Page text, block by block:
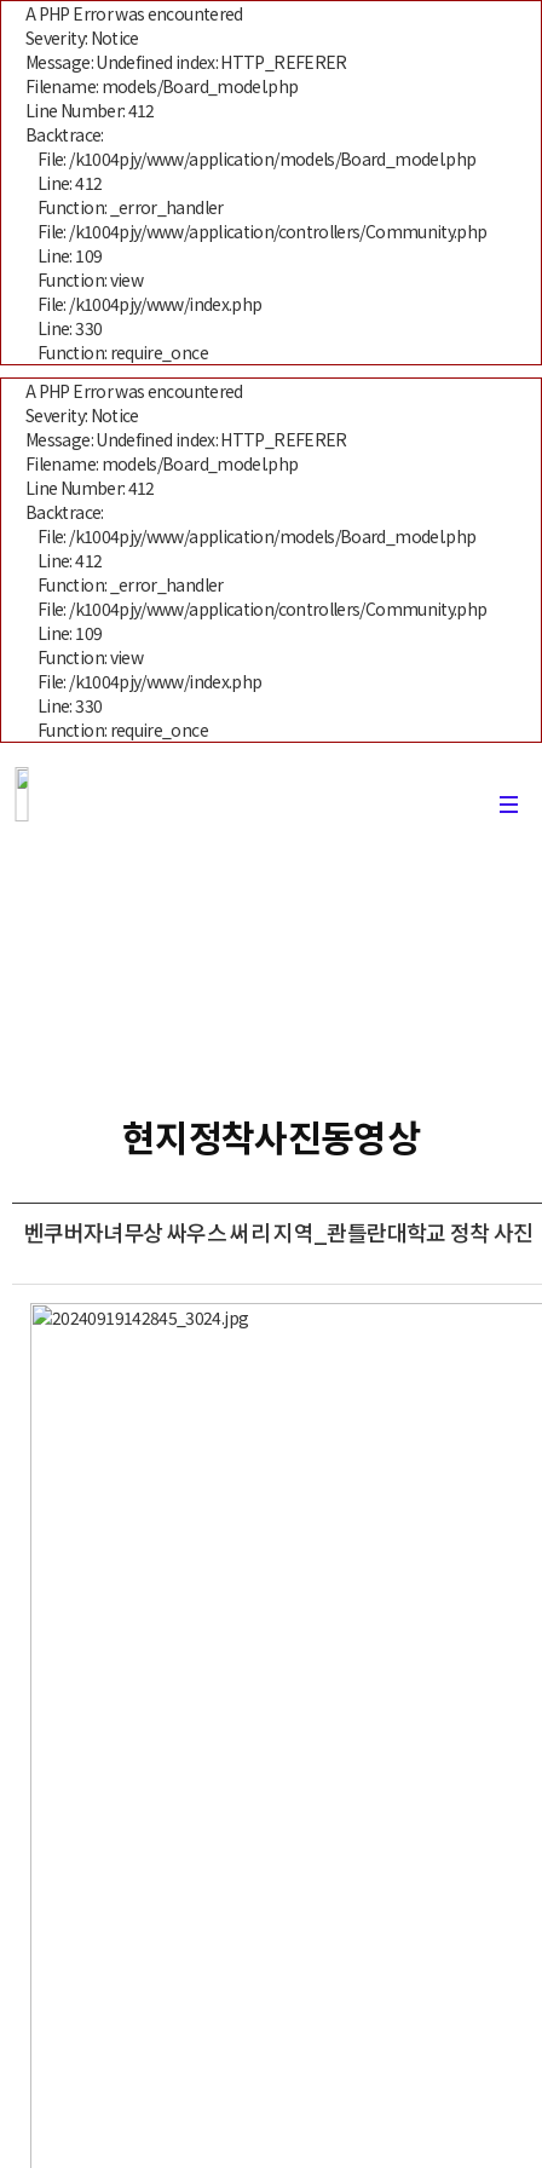
A PHP Error was encountered
Severity: Notice
Message: Undefined index: HTTP_REFERER
Filename: models/Board_model.php
Line Number: 412
Backtrace:
File: /k1004pjy/www/application/models/Board_model.php
Line: 412
Function: _error_handler
File: /k1004pjy/www/application/controllers/Community.php
Line: 109
Function: view
File: /k1004pjy/www/index.php
Line: 330
Function: require_once
A PHP Error was encountered
Severity: Notice
Message: Undefined index: HTTP_REFERER
Filename: models/Board_model.php
Line Number: 412
Backtrace:
File: /k1004pjy/www/application/models/Board_model.php
Line: 412
Function: _error_handler
File: /k1004pjy/www/application/controllers/Community.php
Line: 109
Function: view
File: /k1004pjy/www/index.php
Line: 330
Function: require_once
현지정착사진동영상
벤쿠버자녀무상 싸우스 써리 지역_콴틀란대학교 정착 사진